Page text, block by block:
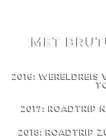
MET
2016: WERELDREIS
2017: ROADTRIP
2018: ROADTRIP